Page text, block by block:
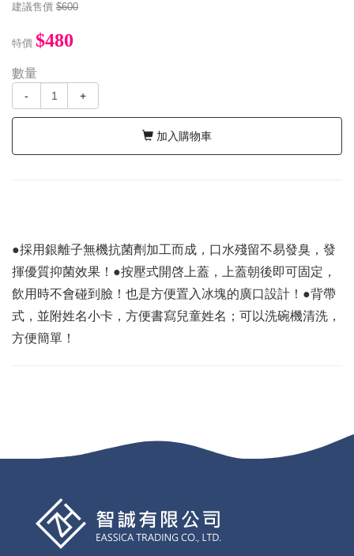
建議售價 $600
特價 $480
數量
- +
加入購物車
●採用銀離子無機抗菌劑加工而成，口水殘留不易發臭，發
揮優質抑菌效果！●按壓式開啓上蓋，上蓋朝後即可固定，
飲用時不會碰到臉！也是方便置入冰塊的廣口設計！●背帶
式，並附姓名小卡，方便書寫兒童姓名；可以洗碗機清洗，
方便簡單！